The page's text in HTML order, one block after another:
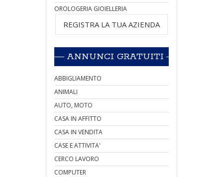
OROLOGERIA GIOIELLERIA
REGISTRA LA TUA AZIENDA
ANNUNCI GRATUITI
ABBIGLIAMENTO
ANIMALI
AUTO, MOTO
CASA IN AFFITTO
CASA IN VENDITA
CASE E ATTIVITA'
CERCO LAVORO
COMPUTER